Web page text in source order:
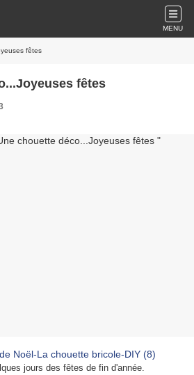
MENU
fêtes
fêtes
jours des fêtes de fin d'année.